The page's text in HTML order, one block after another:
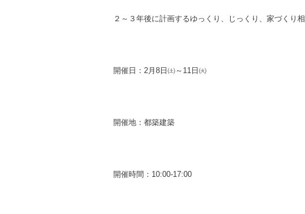
２～３年後に計画するゆっくり、 じっくり、家づくり
開催日： 2月 8 日㈯～ 11 日㈫
開催地：都築建築
開催時間： 10:00‐17:00